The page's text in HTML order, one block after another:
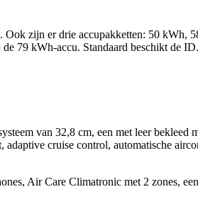
zijn er drie accupakketten: 50 kWh,
79 kWh-accu. Standaard beschikt de
van 32,8 cm, een met leer bekleed
cruise control, automatische
Air Care Climatronic met 2 zones,